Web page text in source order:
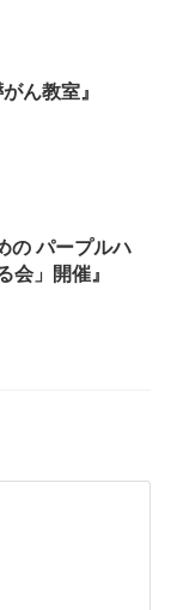
ん教室』
の パープルハ
会」開催』